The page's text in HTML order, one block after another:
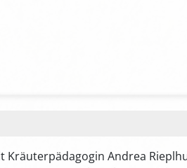
Kräuterpädagogin Andrea